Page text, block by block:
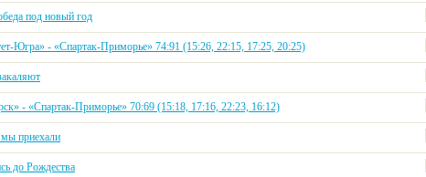
под новый год
Югра» - «Спартак-Приморье» 74:91 (15:26, 22:15, 17:25, 20:25)
- «Спартак-Приморье» 70:69 (15:18, 17:16, 22:23, 16:12)
приехали
до Рождества